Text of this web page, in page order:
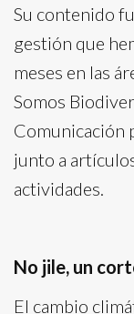
Su contenido
gestión que
meses en las
Somos
Comunicación
junto a
actividades.
No jile, un
El cambio